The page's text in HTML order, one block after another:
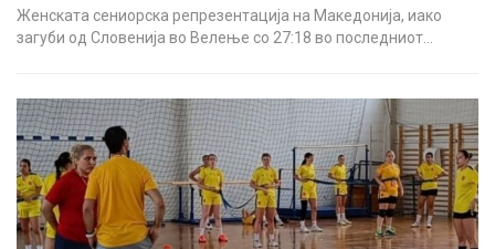
Женската сениорска репрезентација на Македонија, иако
загуби од Словенија во Велење со 27:18 во последниот…